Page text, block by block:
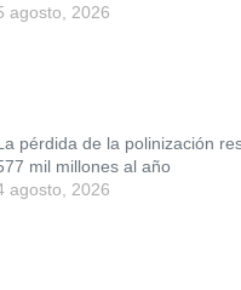
agosto, 2026
pérdida de la polinización
mil millones al año
agosto, 2026